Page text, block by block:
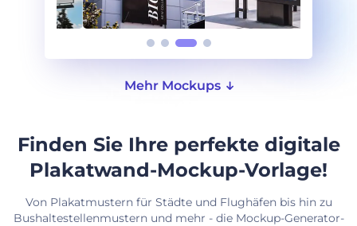
Mehr Mockups
Finden Sie Ihre perfekte digitale
Plakatwand-Mockup-Vorlage!
Von Plakatmustern für Städte und Flughäfen bis hin zu
Bushaltestellenmustern und mehr - die Mockup-Generator-